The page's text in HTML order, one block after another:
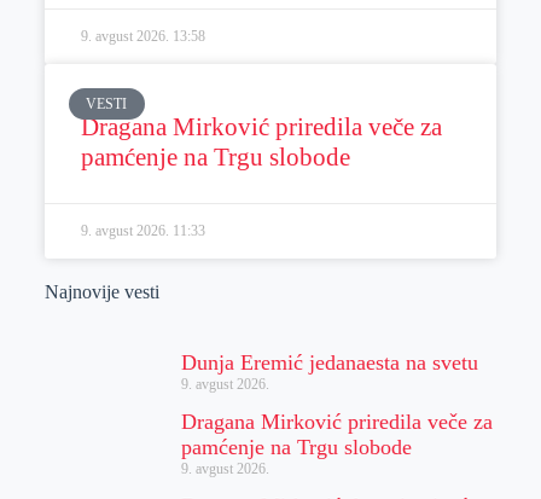
9. avgust 2026. 13:58
VESTI
Dragana Mirković priredila veče za
pamćenje na Trgu slobode
9. avgust 2026. 11:33
Najnovije vesti
Dunja Eremić jedanaesta na svetu
9. avgust 2026.
Dragana Mirković priredila veče za
pamćenje na Trgu slobode
9. avgust 2026.